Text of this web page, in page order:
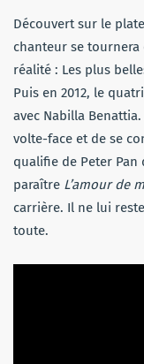
Découvert sur le
chanteur se
réalité : Les plus
Puis en 2012, le
avec Nabilla
volte-face et de se
qualifie de Peter
paraître L’amour de
carrière. Il ne lui
toute.